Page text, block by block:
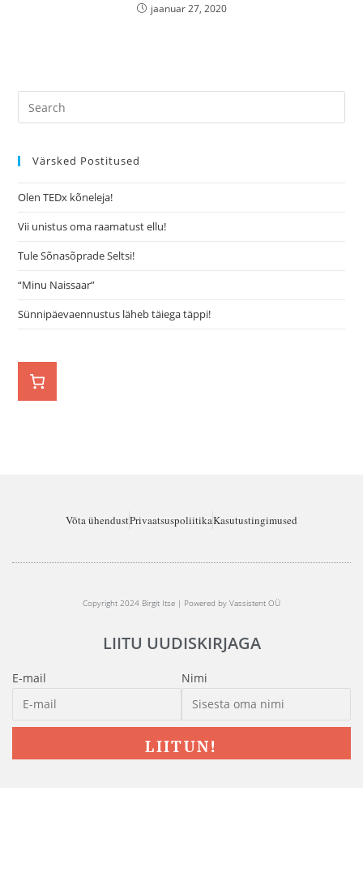
jaanuar 27, 2020
Värsked Postitused
Olen TEDx kõneleja!
Vii unistus oma raamatust ellu!
Tule Sõnasõprade Seltsi!
“Minu Naissaar”
Sünnipäevaennustus läheb täiega täppi!
Võta ühendustPrivaatsuspoliitikaKasutustingimused
Copyright 2024 Birgit Itse | Powered by Vassistent OÜ
LIITU UUDISKIRJAGA
E-mail Nimi
LIITUN!